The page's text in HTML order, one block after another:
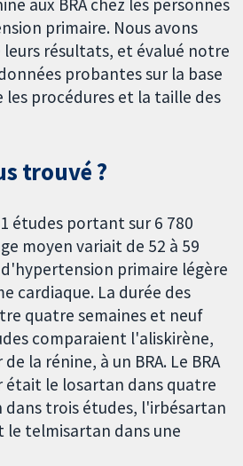
aux BRA chez les personnes
primaire. Nous avons
résultats, et évalué notre
probantes sur la base
les procédures et la taille des
trouvé ?
études portant sur 6 780
moyen variait de 52 à 59
primaire légère
cardiaque. La durée des
quatre semaines et neuf
comparaient l'aliskirène,
la rénine, à un BRA. Le BRA
était le losartan dans quatre
dans trois études, l'irbésartan
le telmisartan dans une